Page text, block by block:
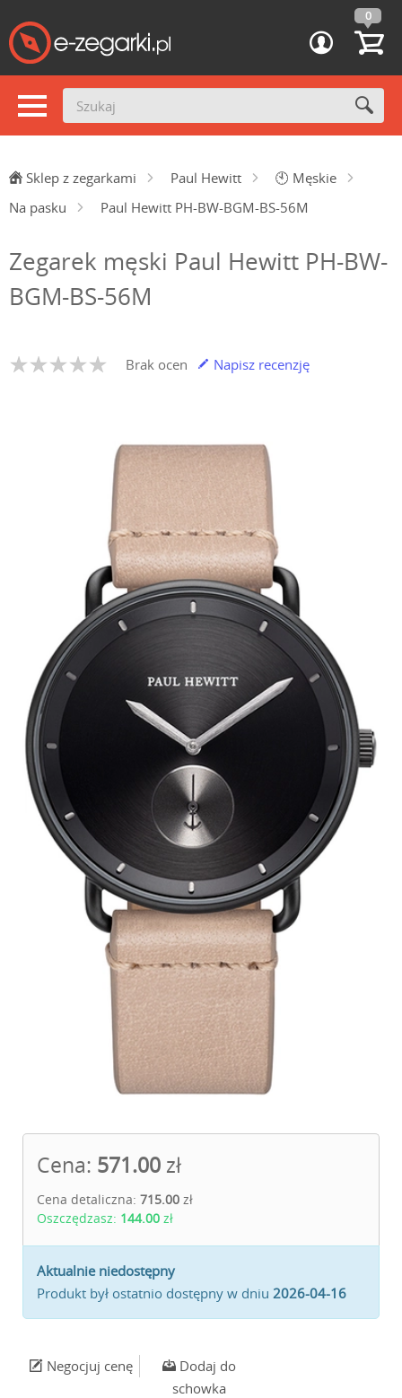
0
Sklep z zegarkami Paul Hewitt 🕙 Męskie
Na pasku
Paul Hewitt PH-BW-BGM-BS-56M
Zegarek męski Paul Hewitt PH-BW-
BGM-BS-56M
Brak ocen Napisz recenzję
Cena: 571.00 zł
Cena detaliczna: 715.00 zł
Oszczędzasz: 144.00 zł
Aktualnie niedostępny
Produkt był ostatnio dostępny w dniu 2026-04-16
Negocjuj cenę
Dodaj do
schowka